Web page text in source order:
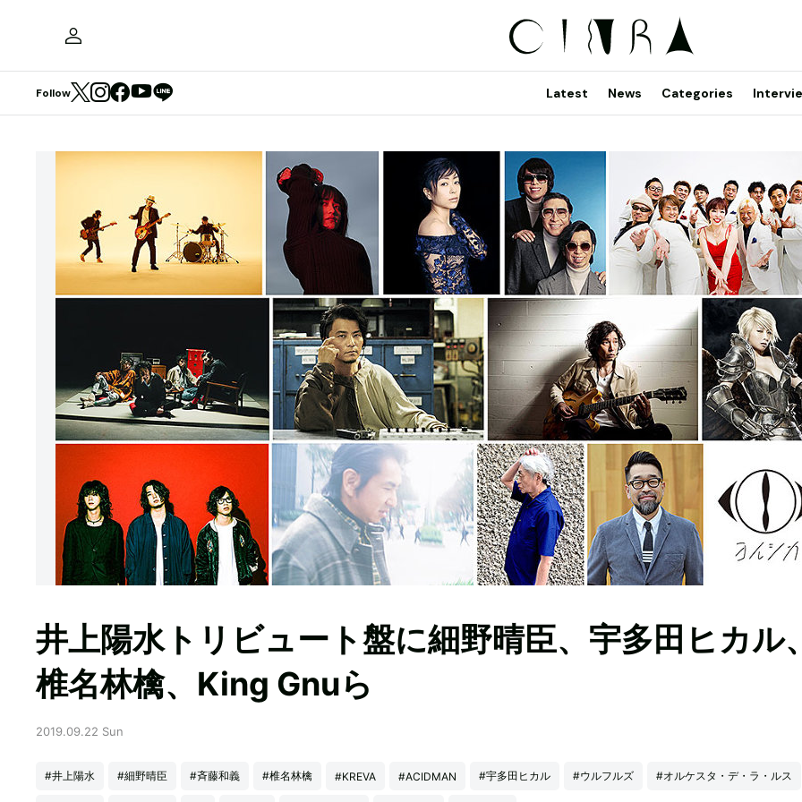
Follow Latest News Categories
井上陽水トリビュート盤に細野晴臣、宇多田ヒカル
椎名林檎、King Gnuら
2019.09.22 Sun
#井上陽水 #細野晴臣 #斉藤和義 #椎名林檎 #KREVA #ACIDMAN #宇多田ヒカル #ウルフルズ #オルケスタ・デ・ラ・ルス